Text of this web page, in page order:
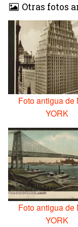
Otras fotos
Foto antigua de
YORK
Foto antigua de
YORK